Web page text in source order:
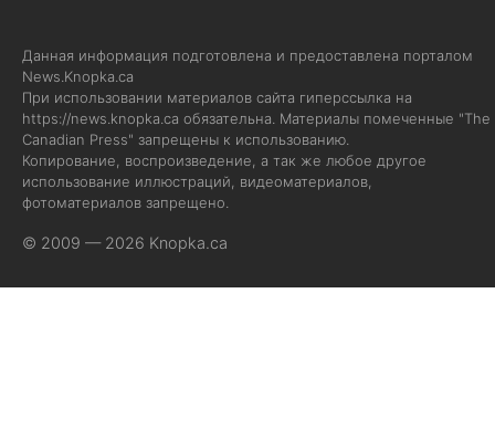
Данная информация подготовлена и предоставлена порталом
News.Knopka.ca
При использовании материалов сайта гиперссылка на
https://news.knopka.ca обязательна. Материалы помеченные "The
Canadian Press" запрещены к использованию.
Копирование, воспроизведение, а так же любое другое
использование иллюстраций, видеоматериалов,
фотоматериалов запрещено.
© 2009 — 2026 Knopka.ca